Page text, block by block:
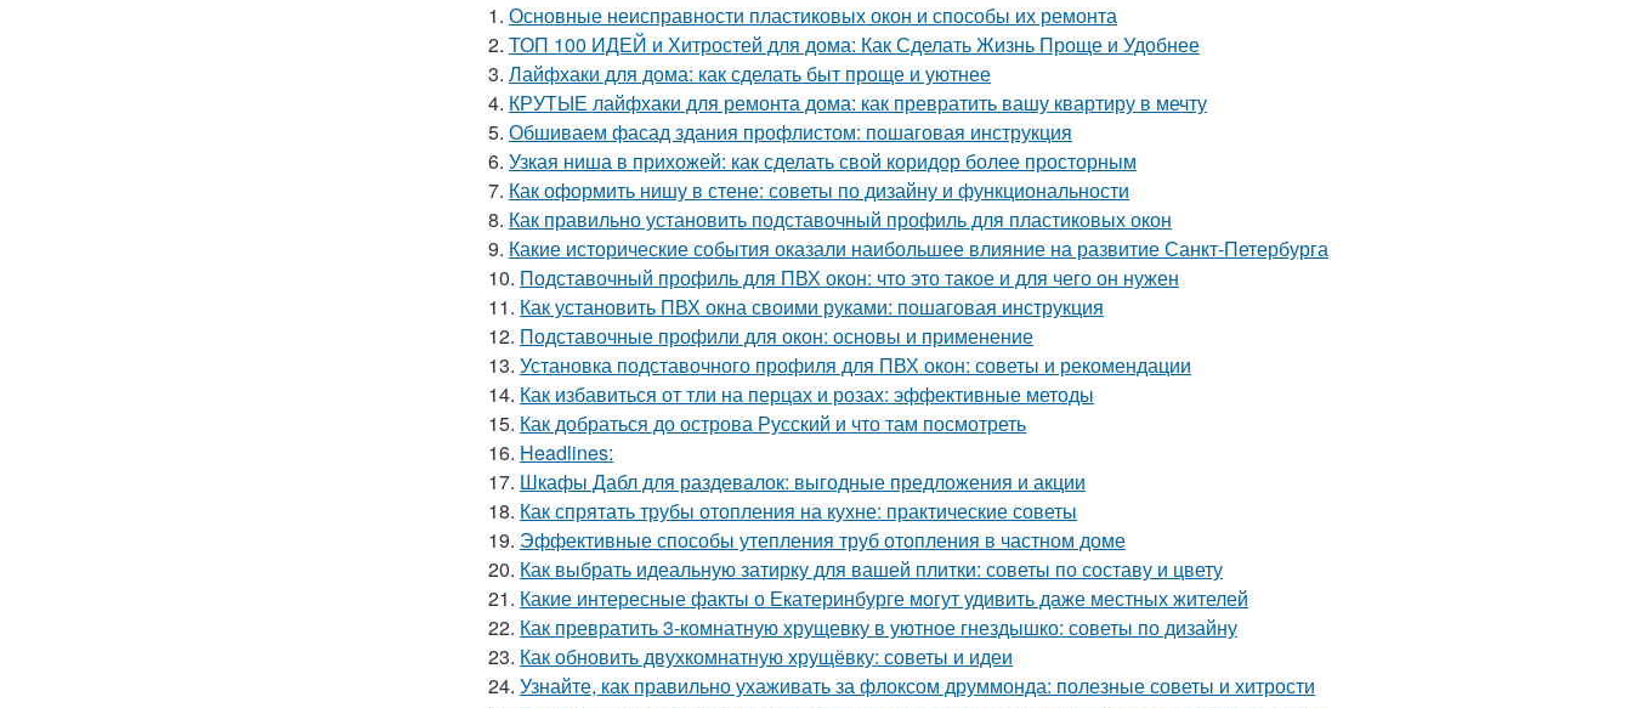
1. Основные неисправности пластиковых окон и способы их ремонта
2. ТОП 100 ИДЕЙ и Хитростей для дома: Как Сделать Жизнь Проще и Удобнее
3. Лайфхаки для дома: как сделать быт проще и уютнее
4. КРУТЫЕ лайфхаки для ремонта дома: как превратить вашу квартиру в мечту
5. Обшиваем фасад здания профлистом: пошаговая инструкция
6. Узкая ниша в прихожей: как сделать свой коридор более просторным
7. Как оформить нишу в стене: советы по дизайну и функциональности
8. Как правильно установить подставочный профиль для пластиковых окон
9. Какие исторические события оказали наибольшее влияние на развитие Санкт-Петербурга
10. Подставочный профиль для ПВХ окон: что это такое и для чего он нужен
11. Как установить ПВХ окна своими руками: пошаговая инструкция
12. Подставочные профили для окон: основы и применение
13. Установка подставочного профиля для ПВХ окон: советы и рекомендации
14. Как избавиться от тли на перцах и розах: эффективные методы
15. Как добраться до острова Русский и что там посмотреть
16. Headlines:
17. Шкафы Дабл для раздевалок: выгодные предложения и акции
18. Как спрятать трубы отопления на кухне: практические советы
19. Эффективные способы утепления труб отопления в частном доме
20. Как выбрать идеальную затирку для вашей плитки: советы по составу и цвету
21. Какие интересные факты о Екатеринбурге могут удивить даже местных жителей
22. Как превратить 3-комнатную хрущевку в уютное гнездышко: советы по дизайну
23. Как обновить двухкомнатную хрущёвку: советы и идеи
24. Узнайте, как правильно ухаживать за флоксом друммонда: полезные советы и хитрости